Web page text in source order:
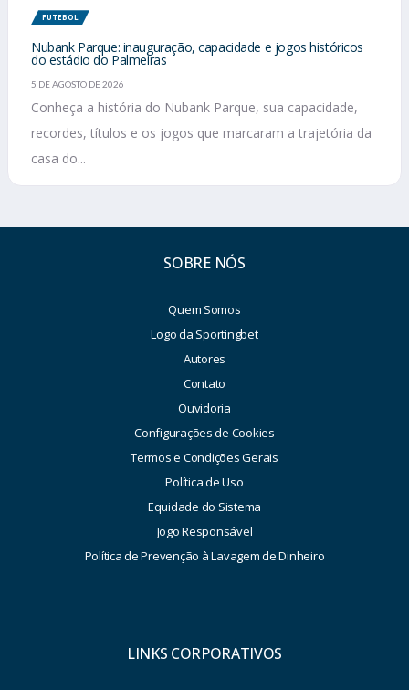
FUTEBOL
Nubank Parque: inauguração, capacidade e jogos históricos
do estádio do Palmeiras
5 DE AGOSTO DE 2026
Conheça a história do Nubank Parque, sua capacidade,
recordes, títulos e os jogos que marcaram a trajetória da
casa do...
SOBRE NÓS
Quem Somos
Logo da Sportingbet
Autores
Contato
Ouvidoria
Configurações de Cookies
Termos e Condições Gerais
Política de Uso
Equidade do Sistema
Jogo Responsável
Política de Prevenção à Lavagem de Dinheiro
LINKS CORPORATIVOS